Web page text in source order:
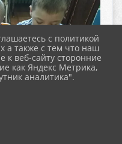
с политикой
а также с тем что наш
к веб-сайту сторонние
как Яндекс Метрика,
аналитика".